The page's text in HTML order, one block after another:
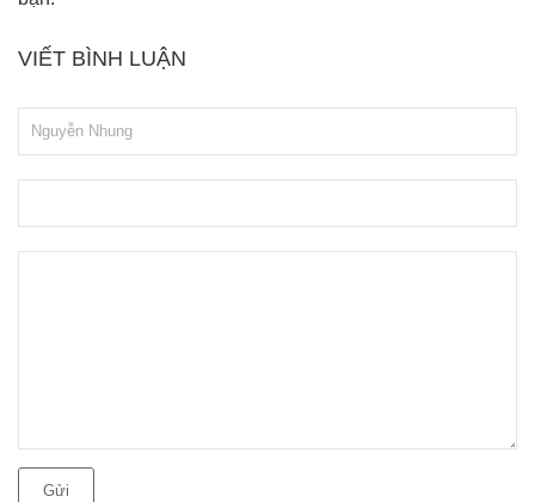
VIẾT BÌNH LUẬN
Gửi